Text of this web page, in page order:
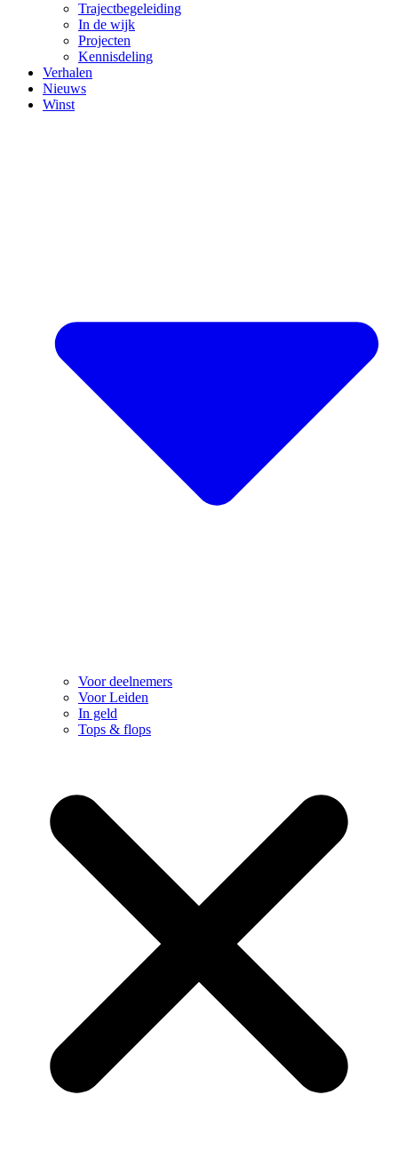
Trajectbegeleiding
In de wijk
Projecten
Kennisdeling
Verhalen
Nieuws
Winst
Voor deelnemers
Voor Leiden
In geld
Tops & flops